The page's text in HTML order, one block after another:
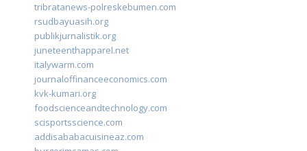
tribratanews-polreskebumen.com
rsudbayuasih.org
publikjurnalistik.org
juneteenthapparel.net
italywarm.com
journaloffinanceeconomics.com
kvk-kumari.org
foodscienceandtechnology.com
scisportsscience.com
addisababacuisineaz.com